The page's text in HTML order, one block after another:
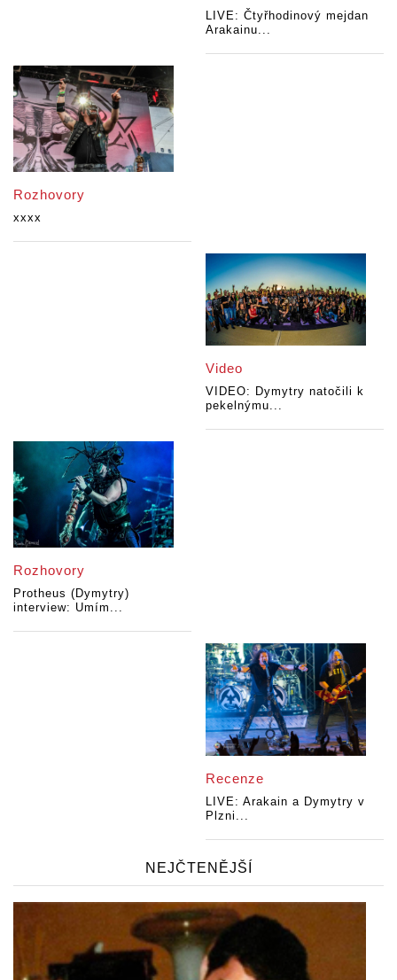
LIVE: Čtyřhodinový mejdan
Arakainu...
Rozhovory
xxxx
Video
VIDEO: Dymytry natočili k
pekelnýmu...
Rozhovory
Protheus (Dymytry)
interview: Umím...
Recenze
LIVE: Arakain a Dymytry v
Plzni...
NEJČTENĚJŠÍ